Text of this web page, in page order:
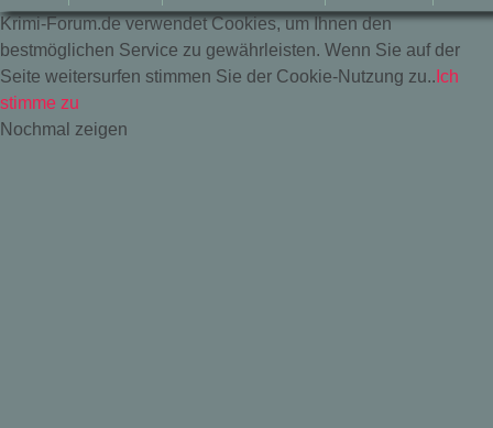
Krimi-Forum.de verwendet Cookies, um Ihnen den
bestmöglichen Service zu gewährleisten. Wenn Sie auf der
Seite weitersurfen stimmen Sie der Cookie-Nutzung zu.. Ich
stimme zu
Nochmal zeigen